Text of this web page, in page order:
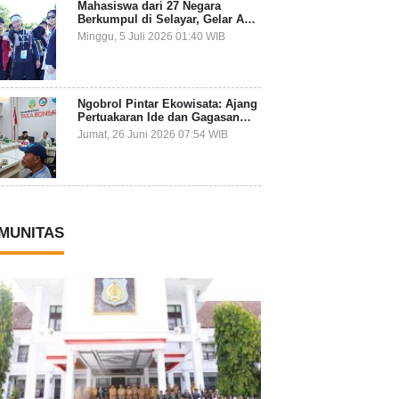
Mahasiswa dari 27 Negara
Berkumpul di Selayar, Gelar Aksi
Lingkungan dan Dalami Kearifan
Lokal Bumi Tanadoang
Minggu, 5 Juli 2026 01:40 WIB
Ngobrol Pintar Ekowisata: Ajang
Pertuakaran Ide dan Gagasan
Lintas Sektor
Jumat, 26 Juni 2026 07:54 WIB